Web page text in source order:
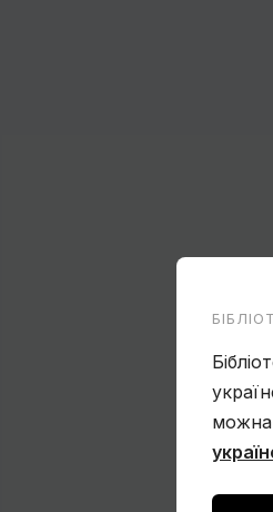
можна